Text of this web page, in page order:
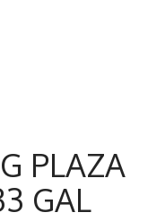
PLAZA
GAL